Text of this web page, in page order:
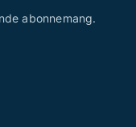
abonnemang.